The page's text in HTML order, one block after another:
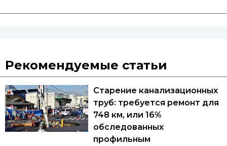
Рекомендуемые статьи
Старение канализационных
труб: требуется ремонт для
748 км, или 16%
обследованных
профильным